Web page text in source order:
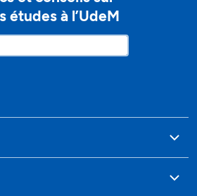
études à l’UdeM